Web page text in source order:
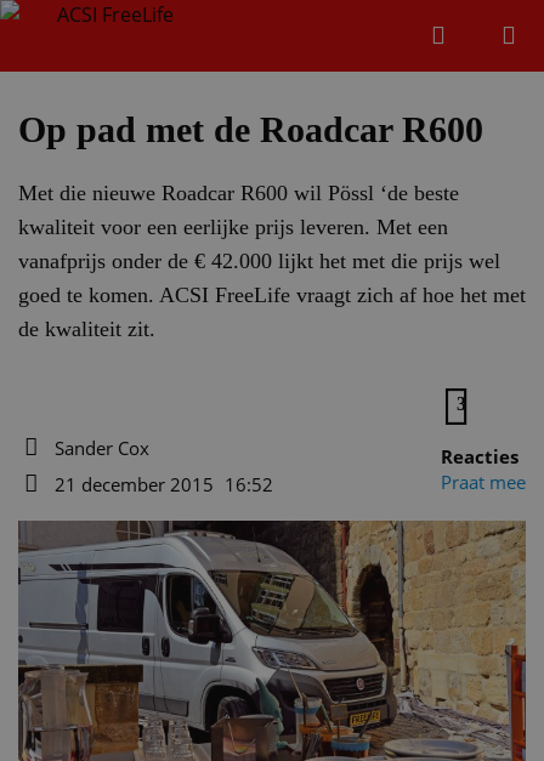
Op pad met de Roadcar R600
Met die nieuwe Roadcar R600 wil Pössl ‘de beste
kwaliteit voor een eerlijke prijs leveren. Met een
vanafprijs onder de € 42.000 lijkt het met die prijs wel
goed te komen. ACSI FreeLife vraagt zich af hoe het met
de kwaliteit zit.
Auteur
Sander Cox
21 december 2015 16:52
3
Reacties
Praat mee